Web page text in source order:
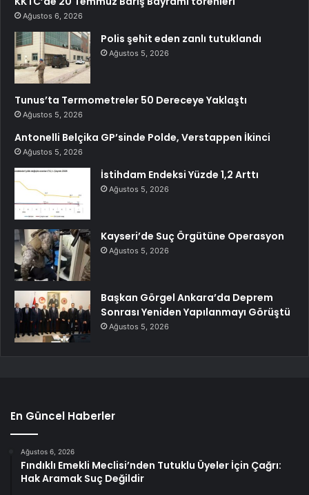
Ağustos 6, 2026
Polis şehit eden zanlı tutuklandı
Ağustos 5, 2026
Tunus’ta Termometreler 50 Dereceye Yaklaştı
Ağustos 5, 2026
Antonelli Belçika GP’sinde Polde, Verstappen İkinci
Ağustos 5, 2026
İstihdam Endeksi Yüzde 1,2 Arttı
Ağustos 5, 2026
Kayseri’de Suç Örgütüne Operasyon
Ağustos 5, 2026
Başkan Görgel Ankara’da Deprem
Sonrası Yeniden Yapılanmayı Görüştü
Ağustos 5, 2026
En Güncel Haberler
Ağustos 6, 2026
Fındıklı Emekli Meclisi’nden Tutuklu Üyeler İçin Çağrı:
Hak Aramak Suç Değildir